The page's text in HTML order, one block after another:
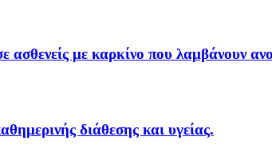
με καρκίνο που λαμβάνουν
διάθεσης και υγείας.